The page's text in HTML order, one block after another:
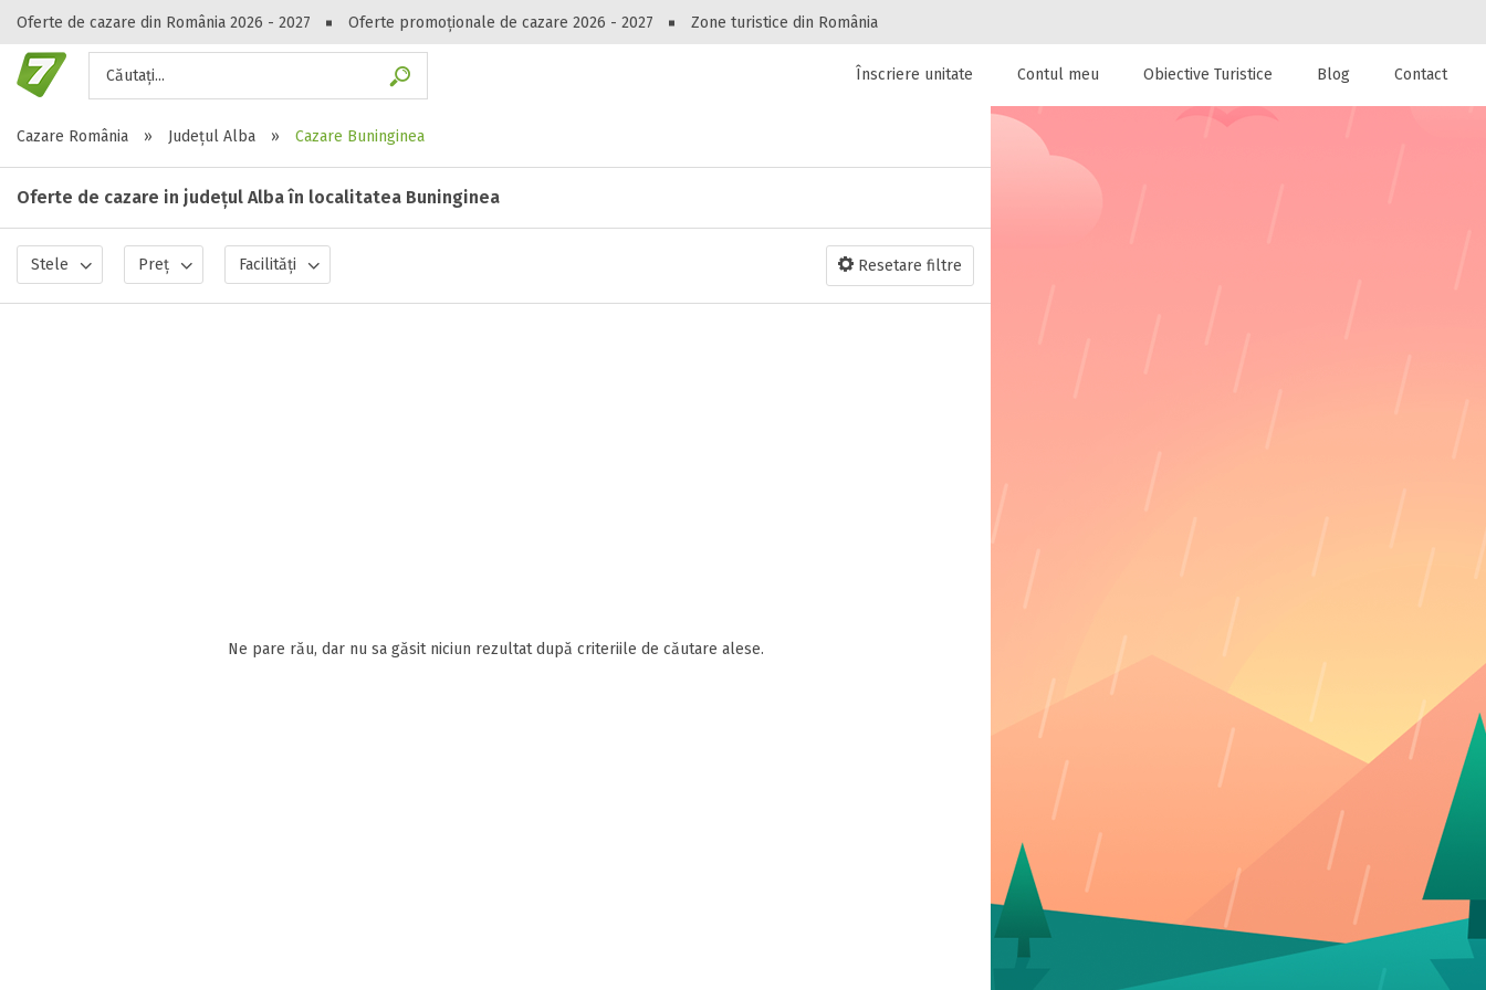
Oferte de cazare din România 2026 - 2027 Oferte promoționale de cazare 2026 - 2027 Zone turistice din România
Căutați...
Peste 10549 oferte de cazare!
Gasești hoteluri, pensiuni, vile, apartamente sau alte unitați de cazare la
Înscriere unitate Contul meu Obiective Turistice Blog Contact
Cazare România
» Județul Alba » Cazare Buninginea
Oferte de cazare in județul Alba în localitatea Buninginea
Stele Preț Facilități Resetare filtre
Ne pare rău, dar nu sa găsit niciun rezultat după criteriile de căutare alese.